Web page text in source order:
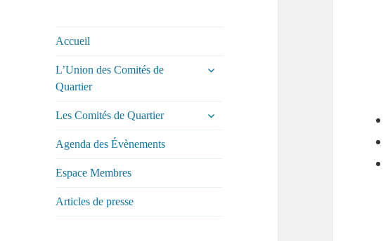
quartier de la ville
de Tours
Accueil
L’Union des Comités de
Quartier
menu
Les Comités de Quartier
Agenda des Évènements
Espace Membres
Articles de presse